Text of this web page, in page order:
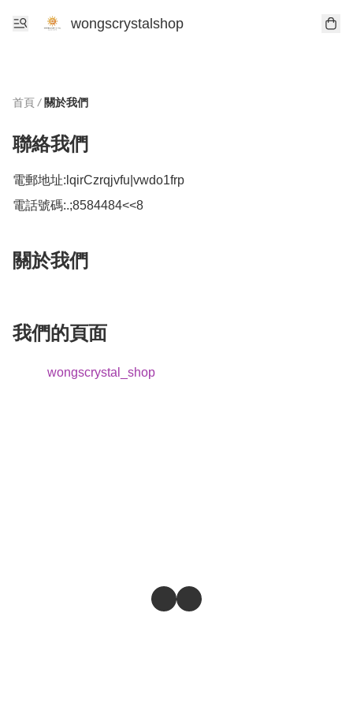
wongscrystalshop
首頁 / 關於我們
聯絡我們
電郵地址: lqirCzrqjvfu|vwdo1frp
電話號碼:.;8584484<<8
關於我們
我們的頁面
wongscrystal_shop